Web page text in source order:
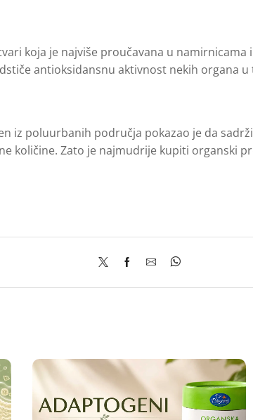
koja je najviše proučavana u
antioksidansnu aktivnost nekih organa
iz poluurbanih područja pokazao je da
količine. Zato je najmudrije kupiti organski